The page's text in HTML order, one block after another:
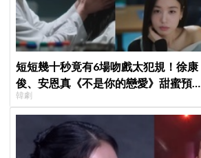
短短幾十秒竟有6場吻戲太犯規！徐康
俊、安恩真《不是你的戀愛》甜蜜預告
公開，網友直呼：太期待了！
韓劇